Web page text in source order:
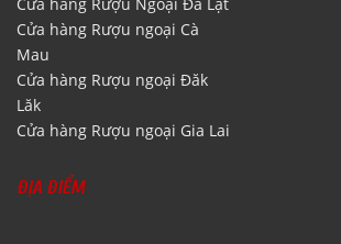
Cửa hàng Rượu ngoại Cà
Mau
Cửa hàng Rượu ngoại Đăk
Lăk
Cửa hàng Rượu ngoại Gia Lai
ĐỊA ĐIỂM